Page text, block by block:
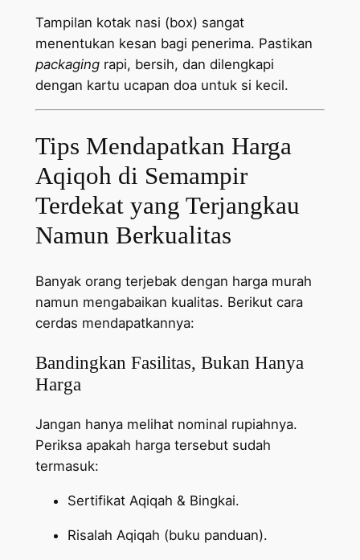
Tampilan kotak nasi (box) sangat
menentukan kesan bagi penerima. Pastikan
packagingrapi, bersih, dan dilengkapi
dengan kartu ucapan doa untuk si kecil.
Tips Mendapatkan Harga
Aqiqoh di Semampir
Terdekat yang Terjangkau
Namun Berkualitas
Banyak orang terjebak dengan harga murah
namun mengabaikan kualitas. Berikut cara
cerdas mendapatkannya:
Bandingkan Fasilitas, Bukan Hanya
Harga
Jangan hanya melihat nominal rupiahnya.
Periksa apakah harga tersebut sudah
termasuk:
Sertifikat Aqiqah & Bingkai.
Risalah Aqiqah (buku panduan).